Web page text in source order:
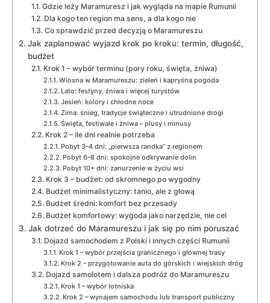
Gdzie leży Maramuresz i jak wygląda na mapie Rumunii
Dla kogo ten region ma sens, a dla kogo nie
Co sprawdzić przed decyzją o Maramureszu
Jak zaplanować wyjazd krok po kroku: termin, długość,
budżet
Krok 1 – wybór terminu (pory roku, święta, żniwa)
Wiosna w Maramureszu: zieleń i kapryśna pogoda
Lato: festyny, żniwa i więcej turystów
Jesień: kolory i chłodne noce
Zima: śnieg, tradycje świąteczne i utrudnione drogi
Święta, festiwale i żniwa – plusy i minusy
Krok 2 – ile dni realnie potrzeba
Pobyt 3–4 dni: „pierwsza randka” z regionem
Pobyt 6–8 dni: spokojne odkrywanie dolin
Pobyt 10+ dni: zanurzenie w życiu wsi
Krok 3 – budżet: od skromnego po wygodny
Budżet minimalistyczny: tanio, ale z głową
Budżet średni: komfort bez przesady
Budżet komfortowy: wygoda jako narzędzie, nie cel
Jak dotrzeć do Maramureszu i jak się po nim poruszać
Dojazd samochodem z Polski i innych części Rumunii
Krok 1 – wybór przejścia granicznego i głównej trasy
Krok 2 – przygotowanie auta do górskich i wiejskich dróg
Dojazd samolotem i dalsza podróż do Maramureszu
Krok 1 – wybór lotniska
Krok 2 – wynajem samochodu lub transport publiczny